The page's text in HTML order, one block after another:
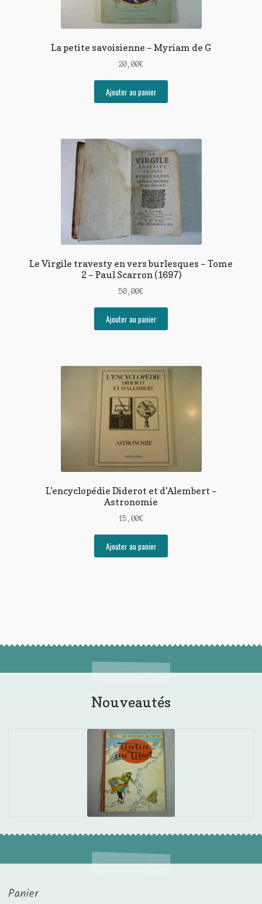
La petite savoisienne – Myriam de G
20,00€
Ajouter au panier
Le Virgile travesty en vers burlesques – Tome
2 – Paul Scarron (1697)
50,00€
Ajouter au panier
L’encyclopédie Diderot et d’Alembert –
Astronomie
15,00€
Ajouter au panier
Nouveautés
Panier